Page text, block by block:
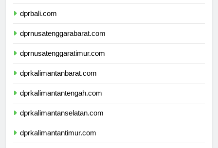
dprbali.com
dprnusatenggarabarat.com
dprnusatenggaratimur.com
dprkalimantanbarat.com
dprkalimantantengah.com
dprkalimantanselatan.com
dprkalimantantimur.com